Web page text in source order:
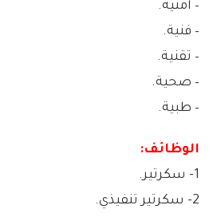
– أمنية.
– فنية.
– تقنية.
– صحية.
– طبية.
الوظائف:
1- سكرتير.
2- سكرتير تنفيذي.